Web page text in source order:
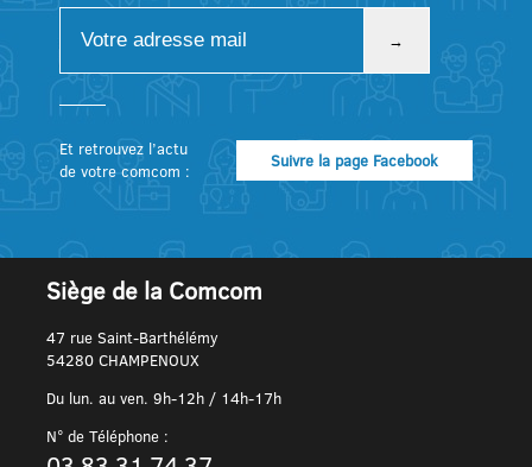
Et retrouvez l’actu
de votre comcom :
Suivre la page Facebook
Siège de la Comcom
47 rue Saint-Barthélémy
54280 CHAMPENOUX
Du lun. au ven. 9h-12h / 14h-17h
N° de Téléphone :